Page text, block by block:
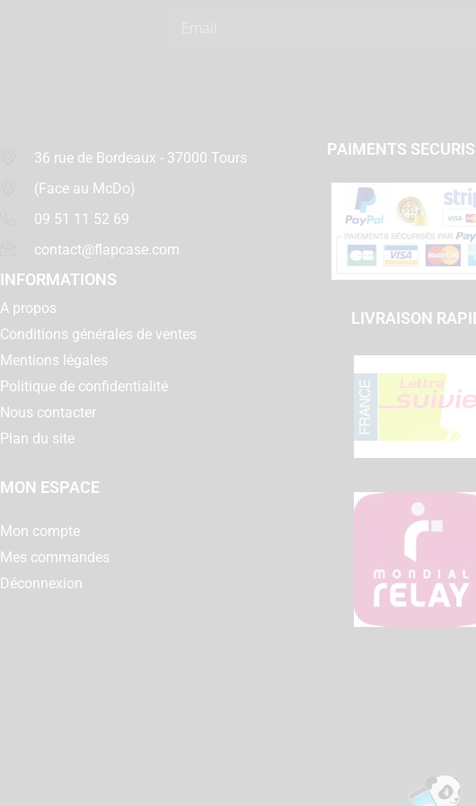
36 rue de Bordeaux - 37000 Tours
(Face au McDo)
09 51 11 52 69
contact@flapcase.com
INFORMATIONS
A propos
Conditions générales de ventes
Mentions légales
Politique de confidentialité
Nous contacter
Plan du site
MON ESPACE
Mon compte
Mes commandes
Déconnexion
PAIMENTS
LIVRAISON